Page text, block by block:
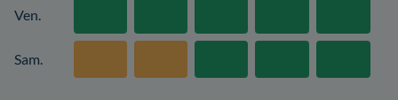
Ven.
Sam.